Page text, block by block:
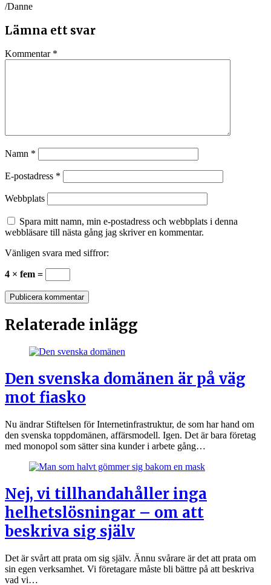
/Danne
Lämna ett svar
Kommentar *
Namn *
E-postadress *
Webbplats
Spara mitt namn, min e-postadress och webbplats i denna
webbläsare till nästa gång jag skriver en kommentar.
Vänligen svara med siffror:
4 × fem =
Relaterade inlägg
Den svenska domänen är på väg
mot fiasko
Nu ändrar Stiftelsen för Internetinfrastruktur, de som har hand om
den svenska toppdomänen, affärsmodell. Igen. Det är bara företag
med monopol som sätter sina kunder i arbete gång…
Nej, vi tillhandahåller inga
helhetslösningar – om att
beskriva sig själv
Det är svårt att prata om sig själv. Ännu svårare är det att prata om
sin egen verksamhet. Vi företagare måste bli bättre på att beskriva
vad vi…